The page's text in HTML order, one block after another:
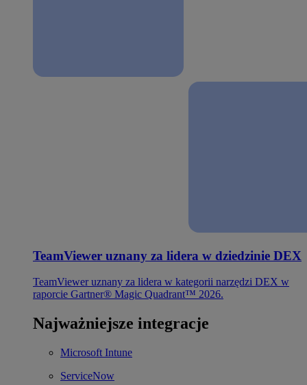
TeamViewer uznany za lidera w dziedzinie DEX
TeamViewer uznany za lidera w kategorii narzędzi DEX w
raporcie Gartner® Magic Quadrant™ 2026.
Najważniejsze integracje
Microsoft Intune
ServiceNow